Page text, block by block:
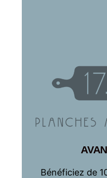
Bénéficiez de